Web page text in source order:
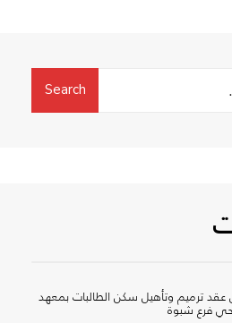
Search
عقد ترميم وتأهيل سكن الطالبات بمعهد
فرع شبوة